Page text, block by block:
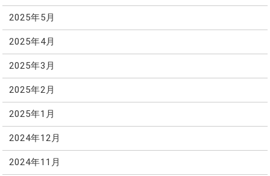
2025年5月
2025年4月
2025年3月
2025年2月
2025年1月
2024年12月
2024年11月